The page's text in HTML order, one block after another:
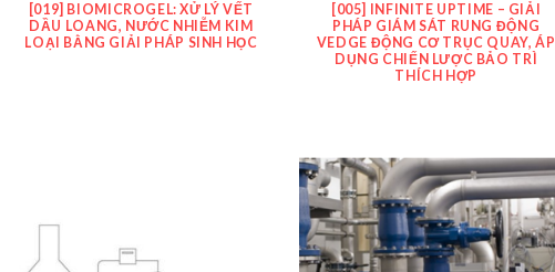
[019] BIOMICROGEL: XỬ LÝ VẾT
DẦU LOANG, NƯỚC NHIỄM KIM
LOẠI BẰNG GIẢI PHÁP SINH HỌC
[005] INFINITE UPTIME – GIẢI
PHÁP GIÁM SÁT RUNG ĐỘNG
VEDGE ĐỘNG CƠ TRỤC QUAY, ÁP
DỤNG CHIẾN LƯỢC BẢO TRÌ
THÍCH HỢP